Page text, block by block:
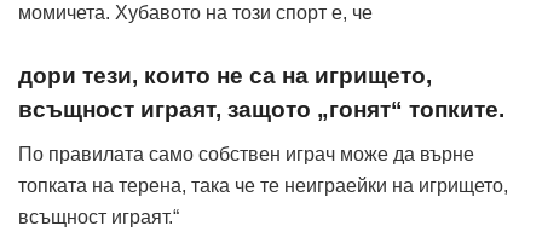
момичета. Хубавото на този спорт е, че
дори тези, които не са на игрището,
всъщност играят, защото „гонят“ топките.
По правилата само собствен играч може да върне
топката на терена, така че те неиграейки на игрището,
всъщност играят.“